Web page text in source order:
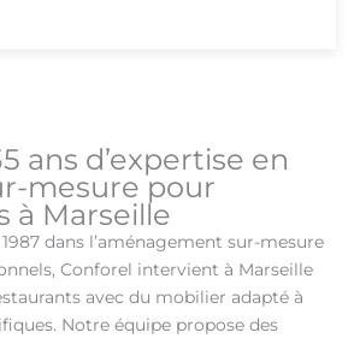
ans d’expertise en
mesure pour
à Marseille
dans l’aménagement sur-mesure
Conforel intervient à Marseille
avec du mobilier adapté à
Notre équipe propose des